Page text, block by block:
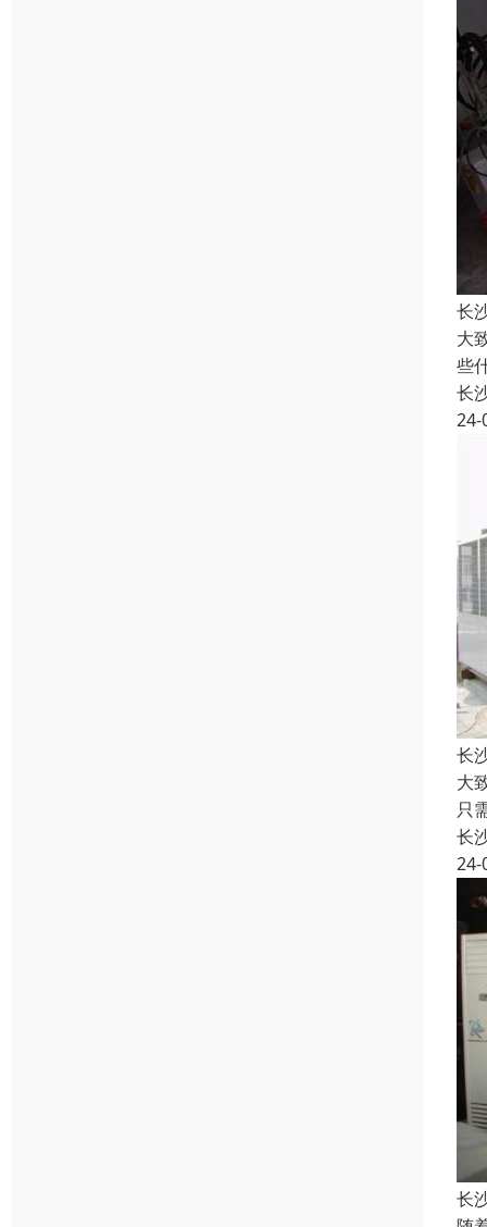
长
大
些
长
24-
长
大
只
长
24-
长